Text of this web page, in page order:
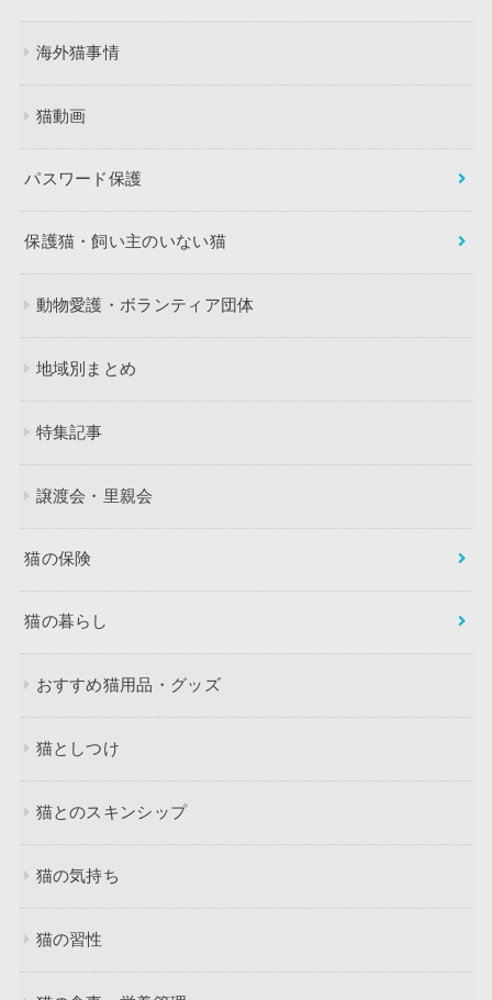
海外猫事情
猫動画
パスワード保護
保護猫・飼い主のいない猫
動物愛護・ボランティア団体
地域別まとめ
特集記事
譲渡会・里親会
猫の保険
猫の暮らし
おすすめ猫用品・グッズ
猫としつけ
猫とのスキンシップ
猫の気持ち
猫の習性